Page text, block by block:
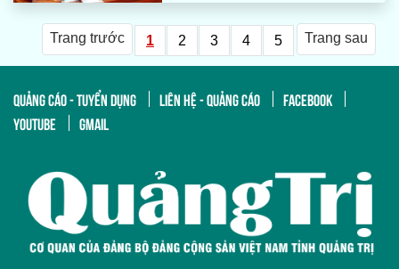
Trang trước 1 2 3 4 5 Trang sau
QUẢNG CÁO - TUYỂN DỤNG LIÊN HỆ - QUẢNG CÁO
FACEBOOK
YOUTUBE
GMAIL